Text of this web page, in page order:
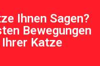
Ihnen Sagen?
Bewegungen
Katze